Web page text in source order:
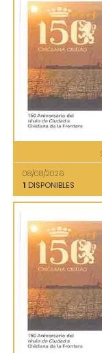
08/08/2026
1 DISPONIBLES